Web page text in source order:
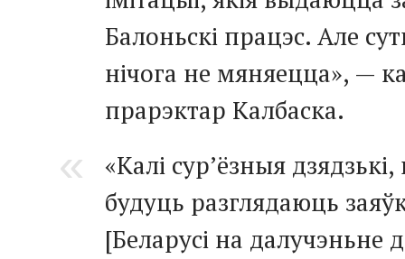
Балоньскі працэс. Але
нічога не мяняецца», —
прарэктар Калбаска.
«Калі сур’ёзныя
будуць разглядаюць
[Беларусі на далучэньне